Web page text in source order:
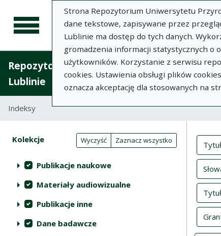
Strona Repozytorium Uniwersytetu
dane tekstowe, zapisywane przez
Lublinie ma dostęp do tych danych.
gromadzenia informacji statystycznych o
użytkowników. Korzystanie z serwisu
cookies. Ustawienia obsługi plików
oznacza akceptację dla stosowanych na
Repozytorium Uniwersytetu
Lublinie
Indeksy
Akcje na kolekcjach Wyczyść Zaznacz wszystko
Kolekcje (automatyczne przeładowanie treści)
Publikacje naukowe
Materiały audiowizualne
Publikacje inne
Dane badawcze
Tytuł